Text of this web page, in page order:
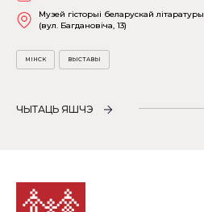
Музей гісторыі беларускай літаратуры
(вул. Багдановіча, 13)
МІНСК ВЫСТАВЫ
ЧЫТАЦЬ ЯШЧЭ